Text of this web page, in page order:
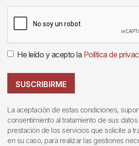
He leído y acepto la Política de
SUSCRIBIRME
La aceptación de estas condiciones,
consentimiento al tratamiento de sus
prestación de los servicios que solicite a
en su caso, para realizar las gestiones